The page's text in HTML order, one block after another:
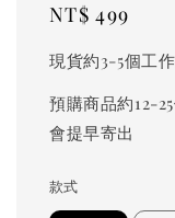
Regular
NT$ 499
現貨約3-5個工
預購商品約12-
會提早寄出
款式